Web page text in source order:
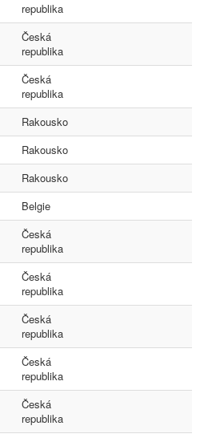
republika
Česká
republika
Česká
republika
Rakousko
Rakousko
Rakousko
Belgie
Česká
republika
Česká
republika
Česká
republika
Česká
republika
Česká
republika